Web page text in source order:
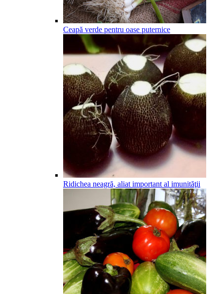
Ceapă verde pentru oase puternice
Ridichea neagră, aliat important al imunităţii